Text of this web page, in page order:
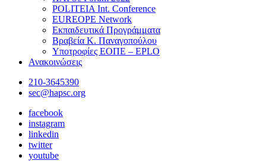
POLITEIA Int. Conference
EUREOPE Network
Εκπαιδευτικά Προγράμματα
Βραβεία Κ. Παναγοπούλου
Υποτροφίες ΕΟΠΕ – EPLO
Ανακοινώσεις
210-3645390
sec@hapsc.org
facebook
instagram
linkedin
twitter
youtube